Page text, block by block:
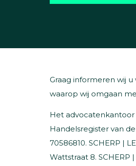
Graag informeren wij u
waarop wij omgaan
Het advocatenkantoor
Handelsregister van
70586810. SCHERP |
Wattstraat 8.